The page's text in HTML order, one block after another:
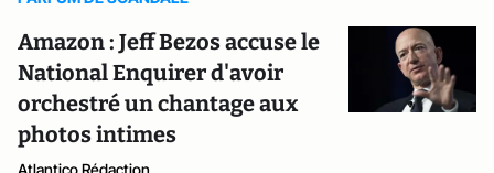
Amazon : Jeff Bezos accuse le
National Enquirer d'avoir
orchestré un chantage aux
photos intimes
Atlantico Rédaction